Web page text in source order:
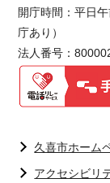
開庁時間：平日
庁あり）
法人番号：
久喜市ホーム
アクセシビリ